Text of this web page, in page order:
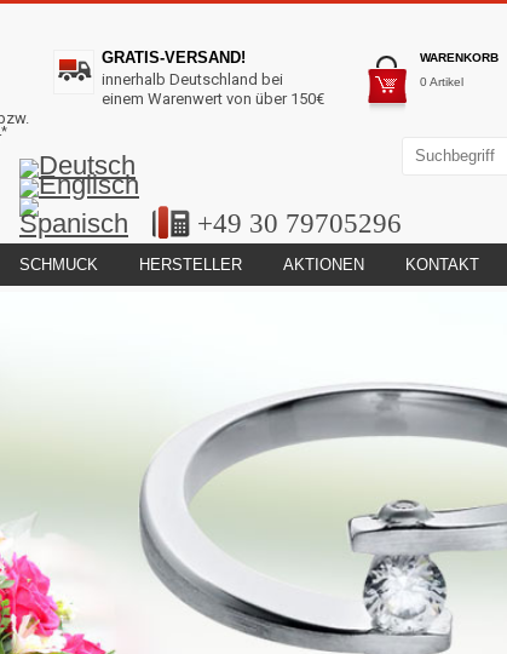
WARENKORB
0 Artikel
*
GRATIS-VERSAND!
innerhalb Deutschland bei
einem Warenwert von über 150€
+49 30 79705296
SCHMUCK HERSTELLER AKTIONEN KONTAKT